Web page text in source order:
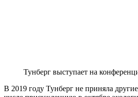
Тунберг выступает на
В 2019 году Тунберг не приняла